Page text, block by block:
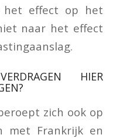
effect op het
naar het effect
HIER
zich ook op
met Frankrijk en